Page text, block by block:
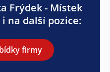
Frýdek - Místek
na další pozice:
firmy